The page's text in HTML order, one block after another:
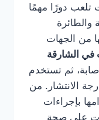
تلعب دورًا مهمًا
من الجهات
الشارقة
ثم تستخدم
الانتشار. من
بإجراءات
على صحة